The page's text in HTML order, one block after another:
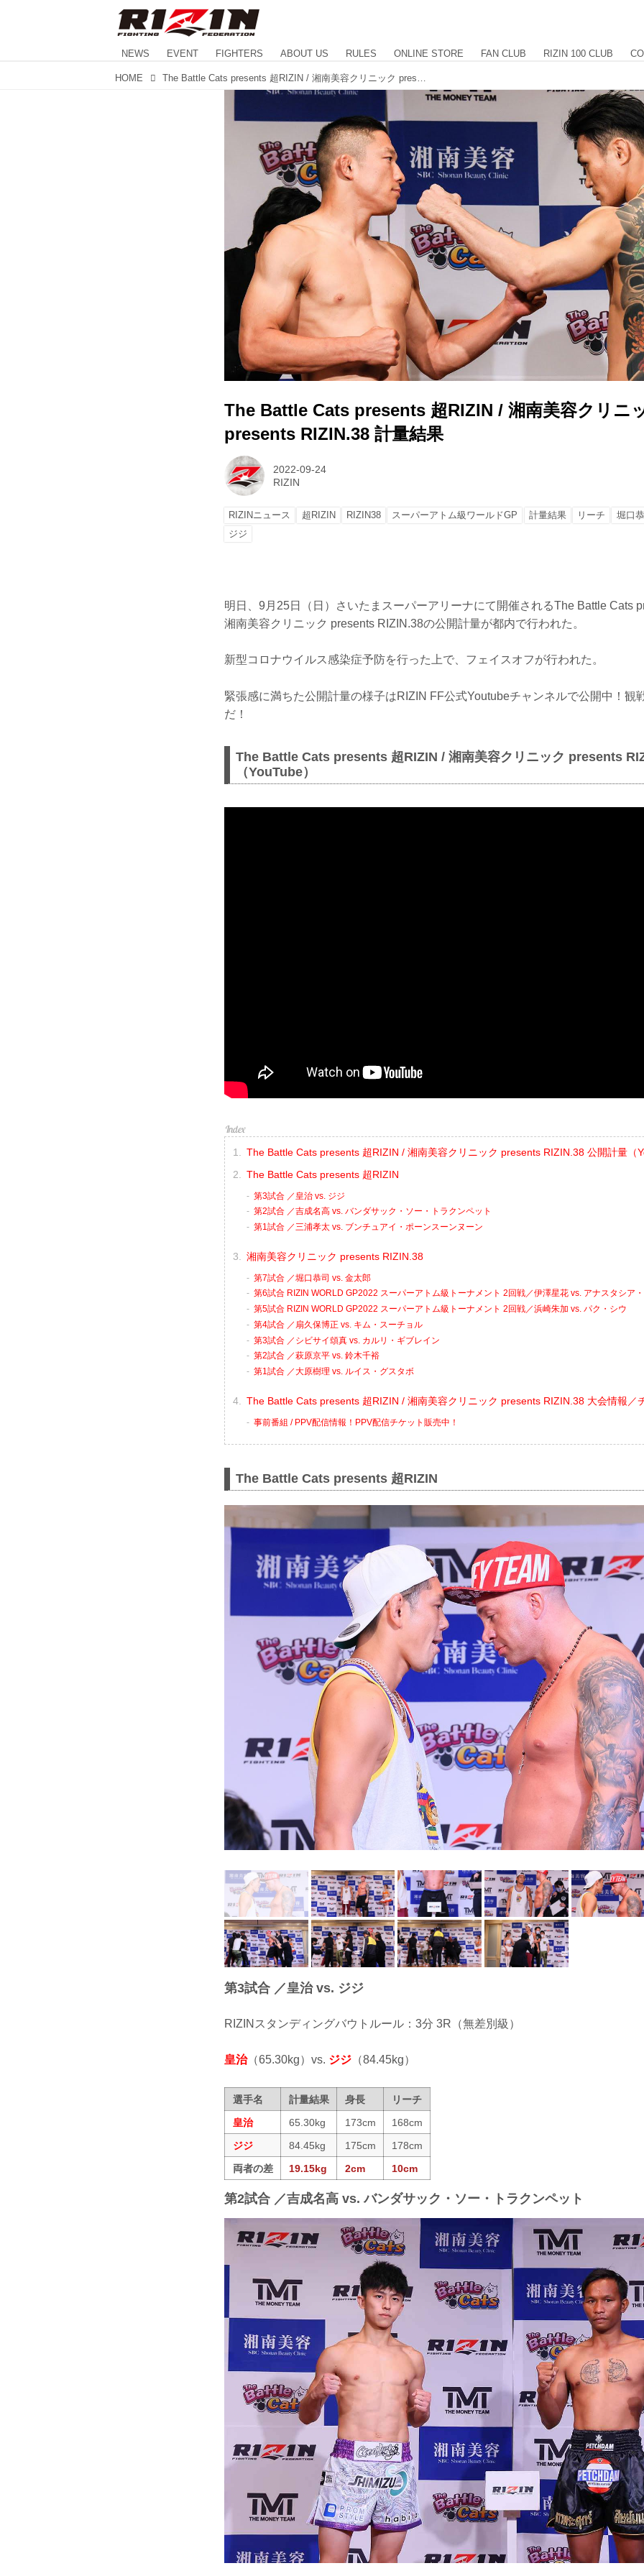
NEWS EVENT FIGHTERS ABOUT US RULES ONLINE STORE FAN CLUB RIZIN 100 CLUB
HOME
The Battle Cats presents 超RIZIN / 湘南美容クリニ
presents RIZIN.38 計量結果
2022-09-24
RIZIN
RIZINニュース 超RIZIN RIZIN38 スーパーアトム級ワールドGP 計量結果 リーチ 堀口
ジジ
明日、9月25日（日）さいたまスーパーアリーナにて開催されるThe Battle Cats
湘南美容クリニック presents RIZIN.38の公開計量が都内で行われた。
新型コロナウイルス感染症予防を行った上で、フェイスオフが行われた。
緊張感に満ちた公開計量の様子はRIZIN FF公式Youtubeチャンネルで公開中！観
だ！
The Battle Cats presents 超RIZIN / 湘南美容クリニック presents
（YouTube）
The Battle Cats presents 超RIZIN / 湘南美容クリニック presents RIZIN.38 公開計量（
The Battle Cats presents 超RIZIN
第3試合 ／皇治 vs. ジジ
第2試合 ／吉成名高 vs. バンダサック・ソー・トラクンペット
第1試合 ／三浦孝太 vs. ブンチュアイ・ポーンスーンヌーン
湘南美容クリニック presents RIZIN.38
第7試合 ／堀口恭司 vs. 金太郎
第6試合 RIZIN WORLD GP2022 スーパーアトム級トーナメント 2回戦／伊澤星花 vs. アナスタシア
第5試合 RIZIN WORLD GP2022 スーパーアトム級トーナメント 2回戦／浜崎朱加 vs. パク・シウ
第4試合 ／扇久保博正 vs. キム・スーチョル
第3試合 ／シビサイ頌真 vs. カルリ・ギブレイン
第2試合 ／萩原京平 vs. 鈴木千裕
第1試合 ／大原樹理 vs. ルイス・グスタボ
The Battle Cats presents 超RIZIN / 湘南美容クリニック presents RIZIN.38 大会情報／
事前番組 / PPV配信情報！PPV配信チケット販売中！
The Battle Cats presents 超RIZIN
第3試合 ／皇治 vs. ジジ
RIZINスタンディングバウトルール：3分 3R（無差別級）
皇治（65.30kg）vs. ジジ （84.45kg）
選手名 計量結果 身長
リーチ
皇治
65.30kg 173cm
168cm
ジジ
84.45kg 175cm
178cm
両者の差
19.15kg 2cm 10cm
第2試合 ／吉成名高 vs. バンダサック・ソー・トラクンペット